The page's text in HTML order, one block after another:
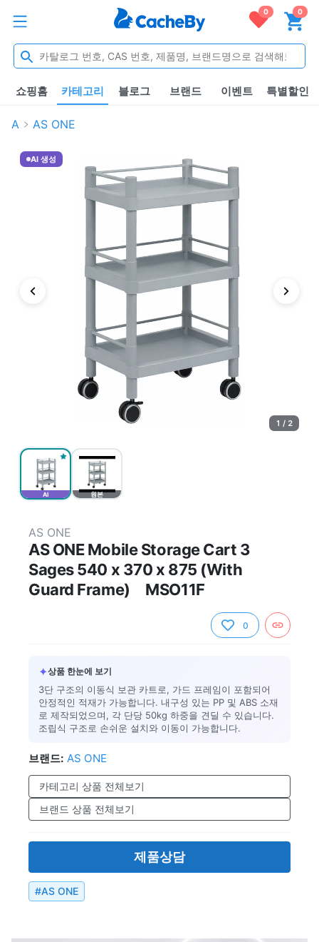
0 0
쇼핑홈 카테고리 블로그 브랜드 이벤트 특별할인
A AS ONE
AI 원본
AI 생성
1 / 2
AS ONE
AS ONE Mobile Storage Cart 3
Sages 540 x 370 x 875 (With
Guard Frame) MSO11F
0
✦상품 한눈에 보기
3단 구조의 이동식 보관 카트로, 가드 프레임이 포함되어
안정적인 적재가 가능합니다. 내구성 있는 PP 및 ABS 소재
로 제작되었으며, 각 단당 50kg 하중을 견딜 수 있습니다.
조립식 구조로 손쉬운 설치와 이동이 가능합니다.
브랜드: AS ONE
카테고리 상품 전체보기
브랜드 상품 전체보기
제품상담
#AS ONE